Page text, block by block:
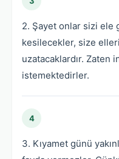
2. Şayet onlar sizi ele
kesilecekler, size
uzatacaklardır. Zaten
istemektedirler.
4
3. Kıyamet günü